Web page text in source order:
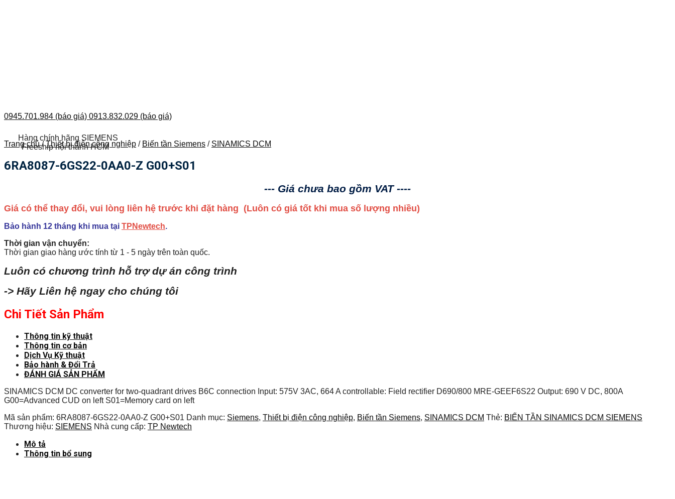
0945.701.984 (báo giá) 0913.832.029 (báo giá)
Hàng chính hãng SIEMENS
Freeship nội thành HCM
Trang chủ / Thiết bị điện công nghiệp / Biến tần Siemens / SINAMICS DCM
6RA8087-6GS22-0AA0-Z G00+S01
--- Giá chưa bao gồm VAT ----
Giá có thể thay đổi, vui lòng liên hệ trước khi đặt hàng (Luôn có giá tốt khi mua số lượng nhiều)
Bảo hành 12 tháng khi mua tại TPNewtech.
Thời gian vận chuyển:
Thời gian giao hàng ước tính từ 1 - 5 ngày trên toàn quốc.
Luôn có chương trình hỗ trợ dự án công trình
-> Hãy Liên hệ ngay cho chúng tôi
Chi Tiết Sản Phẩm
Thông tin kỹ thuật
Thông tin cơ bản
Dịch Vụ Kỹ thuật
Bảo hành & Đổi Trả
ĐÁNH GIÁ SẢN PHẨM
SINAMICS DCM DC converter for two-quadrant drives B6C connection Input: 575V 3AC, 664 A controllable: Field rectifier D690/800 MRE-GEEF6S22 Output: 690 V DC, 800A
G00=Advanced CUD on left S01=Memory card on left
Mã sản phẩm: 6RA8087-6GS22-0AA0-Z G00+S01 Danh mục: Siemens, Thiết bị điện công nghiệp, Biến tần Siemens, SINAMICS DCM Thẻ: BIẾN TẦN SINAMICS DCM SIEMENS
Thương hiệu: SIEMENS Nhà cung cấp: TP Newtech
Mô tả
Thông tin bổ sung